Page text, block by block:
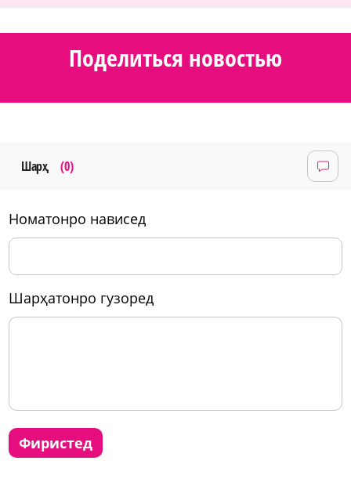
Поделиться новостью
Шарҳ (0)
номатонро нависед
шарҳатонро гузоред
фиристед